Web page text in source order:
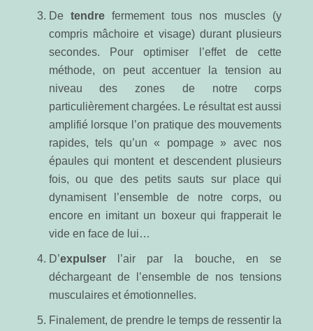
De tendrefermement tous nos muscles (y
compris mâchoire et visage) durant plusieurs
secondes. Pour optimiser l’effet de cette
méthode, on peut accentuer la tension au
niveau des zones de notre corps
particulièrement chargées. Le résultat est aussi
amplifié lorsque l’on pratique des mouvements
rapides, tels qu’un « pompage » avec nos
épaules qui montent et descendent plusieurs
fois, ou que des petits sauts sur place qui
dynamisent l’ensemble de notre corps, ou
encore en imitant un boxeur qui frapperait le
vide en face de lui…
D’expulserl’air par la bouche, en se
déchargeant de l’ensemble de nos tensions
musculaires et émotionnelles.
Finalement, de prendre le temps de ressentir la